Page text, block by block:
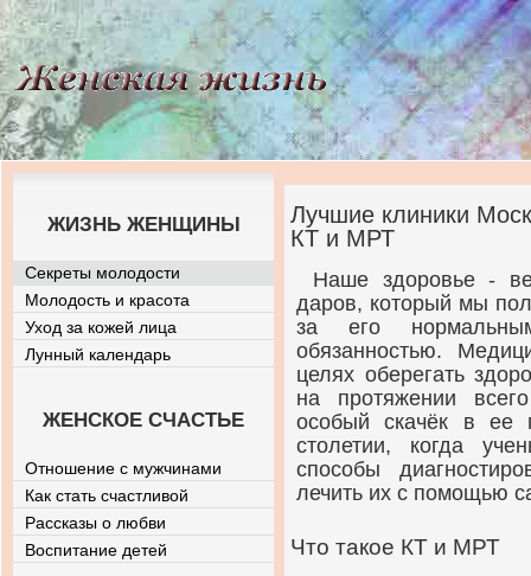
Лучшие клиники
КТ и МРТ
Наше здоровье -
даров, который мы
за его
обязанностью.
целях оберегать
на протяжении
особый скачёк в ее
столетии, когда
способы
лечить их с помощью
Что такое КТ и МРТ
ЖИЗНЬ ЖЕНЩИНЫ
Секреты молодости
Молодость и красота
Уход за кожей лица
Лунный календарь
ЖЕНСКОЕ СЧАСТЬЕ
Отношение с мужчинами
Как стать счастливой
Рассказы о любви
Воспитание детей